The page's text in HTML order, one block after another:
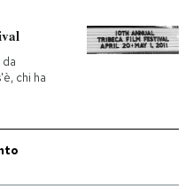
chi ha